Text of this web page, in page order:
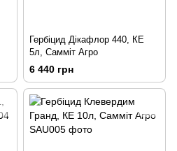
Гербіцид Дікафлор 440, КЕ
5л, Самміт Агро
6 440 грн